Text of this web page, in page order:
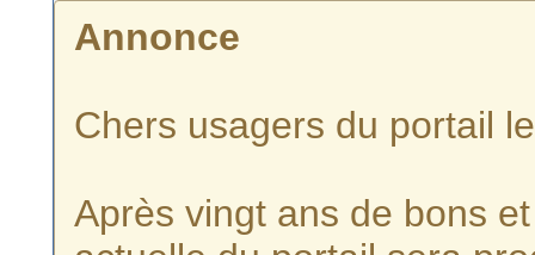
Annonce
Chers usagers du portail
Après vingt ans de bons